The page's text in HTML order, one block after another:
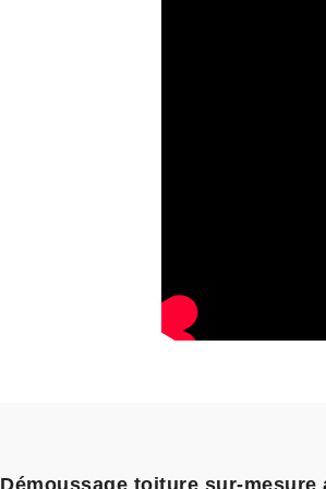
Démoussage toiture sur-